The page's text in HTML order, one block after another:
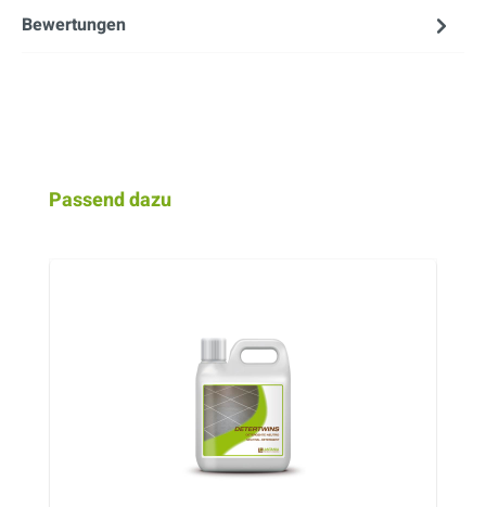
Bewertungen
Produktgalerie überspringen
Passend dazu